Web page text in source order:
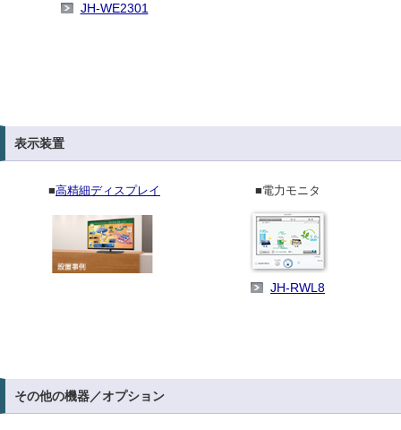
JH-WE2301
表示装置
■高精細ディスプレイ ■電力モニタ
JH-RWL8
その他の機器／オプション